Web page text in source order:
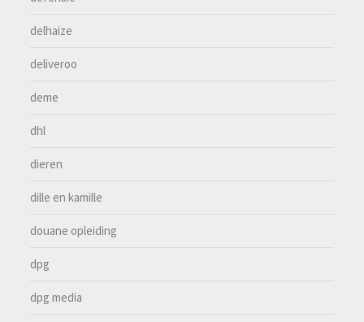
delhaize
deliveroo
deme
dhl
dieren
dille en kamille
douane opleiding
dpg
dpg media